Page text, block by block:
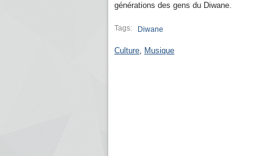
générations des gens du Diwane.
Tags: Diwane
Culture, Musique